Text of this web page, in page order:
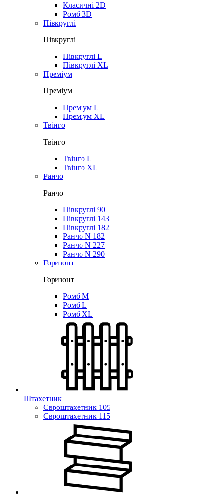
Класичні 2D
Ромб 3D
Півкруглі
Півкруглі
Півкруглі L
Півкруглі XL
Преміум
Преміум
Преміум L
Преміум XL
Твінго
Твінго
Твінго L
Твінго XL
Ранчо
Ранчо
Півкруглі 90
Півкруглі 143
Півкруглі 182
Ранчо N 182
Ранчо N 227
Ранчо N 290
Горизонт
Горизонт
Ромб M
Ромб L
Ромб XL
Штахетник
Євроштахетник 105
Євроштахетник 115